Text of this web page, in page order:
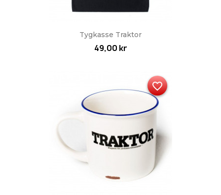
Tygkasse Traktor
49,00 kr
favorite_border